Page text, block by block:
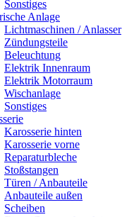
Sonstiges
Anlage
Lichtmaschinen / Anlasser
Zündungsteile
Beleuchtung
Elektrik Innenraum
Elektrik Motorraum
Wischanlage
Sonstiges
Karosserie hinten
Karosserie vorne
Reparaturbleche
Stoßstangen
Türen / Anbauteile
Anbauteile außen
Scheiben